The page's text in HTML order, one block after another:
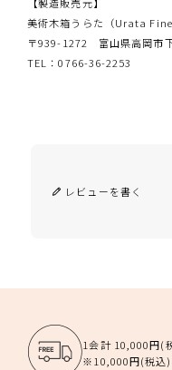
【製造販売元】
美術木箱うらた（Urata
〒939-1272 富山県高岡市
TEL：0766-36-2253
レビューを書く
1会計 10,000円(
※10,000円(税込)